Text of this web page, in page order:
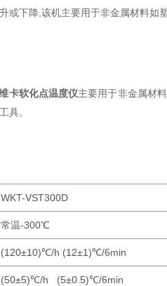
或下降,该机主要用于非金属材料
卡软化点温度仪主要用于非金属材
具。
WKT-VST300D
常温-300℃
(120±10)℃/h (12±1)℃/6min
(50±5)℃/h (5±0.5)℃/6min